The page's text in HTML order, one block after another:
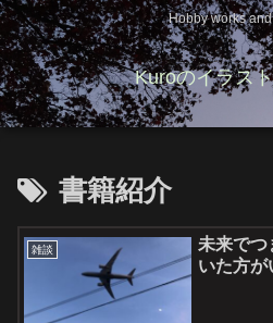
Hobby works
Kuroのイラス
書籍紹介
雑談
未来でつ
いた方が